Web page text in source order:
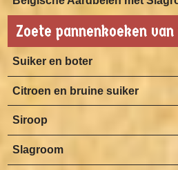
Zoete pannenkoeken
Suiker en boter
Citroen en bruine suiker
Siroop
Slagroom